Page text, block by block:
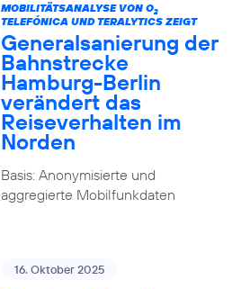
MOBILITÄTSANALYSE VON O2
TELEFÓNICA UND TERALYTICS ZEIGT
Generalsanierung der
Bahnstrecke
Hamburg-Berlin
verändert das
Reiseverhalten im
Norden
Basis: Anonymisierte und
aggregierte Mobilfunkdaten
16. Oktober 2025